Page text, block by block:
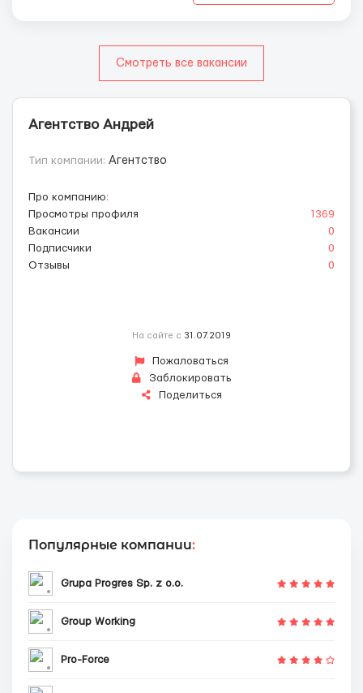
Смотреть все вакансии
Агентство Андрей
Тип компании: Агентство
Про компанию:
Просмотры профиля
1369
Вакансии
0
Подписчики
0
Отзывы
0
На сайте с 31.07.2019
Пожаловаться
Заблокировать
Поделиться
Популярные компании:
Grupa Progres Sp. z o.o.
Group Working
Pro-Force